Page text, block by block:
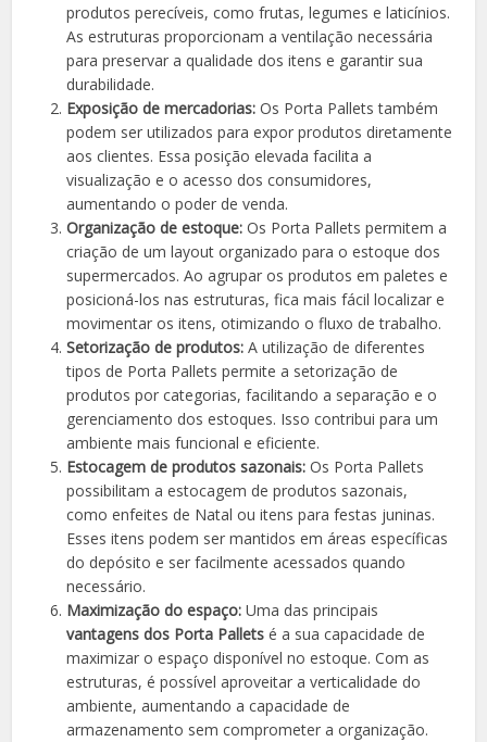
produtos perecíveis, como frutas, legumes e laticínios.
As estruturas proporcionam a ventilação necessária
para preservar a qualidade dos itens e garantir sua
durabilidade.
Exposição de mercadorias: Os Porta Pallets também
podem ser utilizados para expor produtos diretamente
aos clientes. Essa posição elevada facilita a
visualização e o acesso dos consumidores,
aumentando o poder de venda.
Organização de estoque: Os Porta Pallets permitem a
criação de um layout organizado para o estoque dos
supermercados. Ao agrupar os produtos em paletes e
posicioná-los nas estruturas, fica mais fácil localizar e
movimentar os itens, otimizando o fluxo de trabalho.
Setorização de produtos: A utilização de diferentes
tipos de Porta Pallets permite a setorização de
produtos por categorias, facilitando a separação e o
gerenciamento dos estoques. Isso contribui para um
ambiente mais funcional e eficiente.
Estocagem de produtos sazonais: Os Porta Pallets
possibilitam a estocagem de produtos sazonais,
como enfeites de Natal ou itens para festas juninas.
Esses itens podem ser mantidos em áreas específicas
do depósito e ser facilmente acessados quando
necessário.
Maximização do espaço: Uma das principais
vantagens dos Porta Pallets é a sua capacidade de
maximizar o espaço disponível no estoque. Com as
estruturas, é possível aproveitar a verticalidade do
ambiente, aumentando a capacidade de
armazenamento sem comprometer a organização.